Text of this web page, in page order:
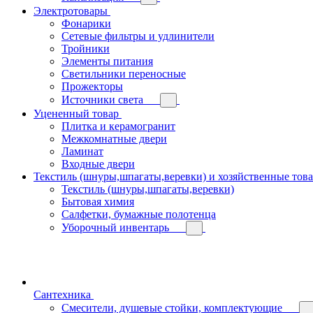
Электротовары
Фонарики
Сетевые фильтры и удлинители
Тройники
Элементы питания
Светильники переносные
Прожекторы
Источники света
Уцененный товар
Плитка и керамогранит
Межкомнатные двери
Ламинат
Входные двери
Текстиль (шнуры,шпагаты,веревки) и хозяйственные
Текстиль (шнуры,шпагаты,веревки)
Бытовая химия
Салфетки, бумажные полотенца
Уборочный инвентарь
Сантехника
Смесители, душевые стойки, комплектующие